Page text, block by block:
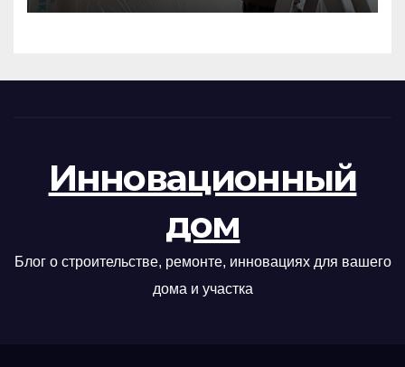
Инновационный
дом
Блог о строительстве, ремонте, инновациях для вашего
дома и участка